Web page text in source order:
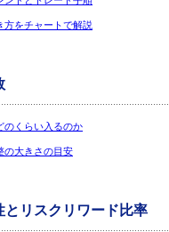
方をチャートで解説
のくらい入るのか
の大きさの目安
とリスクリワード比率